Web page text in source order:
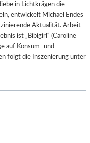
R
F
E
S
T
S
E
in Lichtkrägen die
entwickelt Michael Endes
Aktualität. Arbeit
ist „Bibigirl“ (Caroline
auf Konsum- und
folgt die Inszenierung unter